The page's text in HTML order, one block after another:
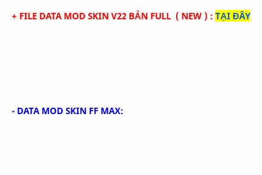
+ FILE DATA MOD SKIN V22 BẢN FULL ( NEW ) : TẠI ĐÂY
- DATA MOD SKIN FF MAX: